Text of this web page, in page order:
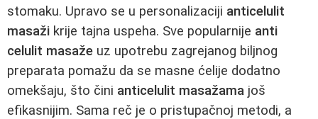
stomaku. Upravo se u personalizaciji anticelulit
masaži krije tajna uspeha. Sve popularnije anti
celulit masaže uz upotrebu zagrejanog biljnog
preparata pomažu da se masne ćelije dodatno
omekšaju, što čini anticelulit masažama još
efikasnijim. Sama reč je o pristupačnoj metodi, a